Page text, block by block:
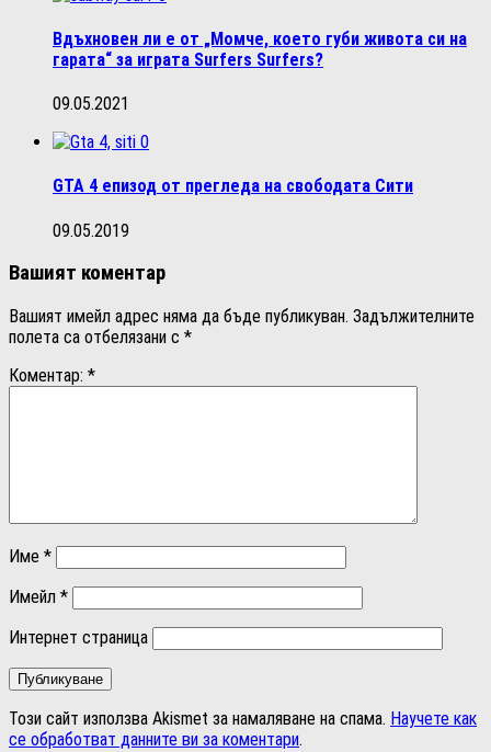
Вдъхновен ли е от „Момче, което губи живота си на
гарата“ за играта Surfers Surfers?
09.05.2021
0
GTA 4 епизод от прегледа на свободата Сити
09.05.2019
Вашият коментар
Вашият имейл адрес няма да бъде публикуван. Задължителните
полета са отбелязани с *
Коментар: *
Име *
Имейл *
Интернет страница
Този сайт използва Akismet за намаляване на спама. Научете как
се обработват данните ви за коментари.